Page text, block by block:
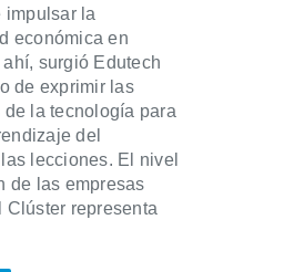
impulsar la
económica en
surgió Edutech
de exprimir las
la tecnología para
del
lecciones. El nivel
de las empresas
Clúster representa